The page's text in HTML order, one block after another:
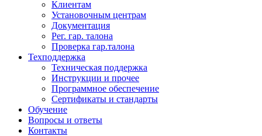
Клиентам
Установочным центрам
Документация
Рег. гар. талона
Проверка гар.талона
Техподдержка
Техническая поддержка
Инструкции и прочее
Программное обеспечение
Сертификаты и стандарты
Обучение
Вопросы и ответы
Контакты